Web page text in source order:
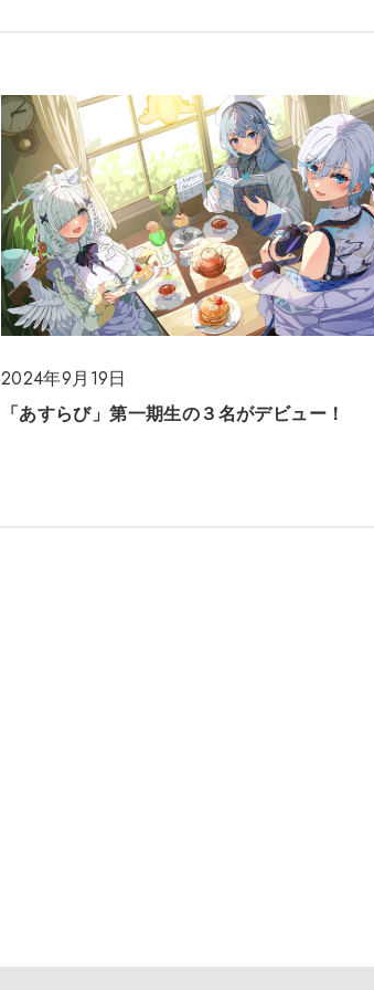
「あすらび」第一期生の３名がデビュー！
2024年9月19日